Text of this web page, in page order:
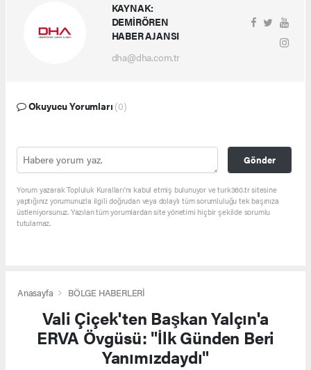
KAYNAK:
DEMİRÖREN
HABER AJANSI
dha@dha.com.tr
Okuyucu Yorumları (0)
Gönder
Yorum yazarak Topluluk Kuralları’nı kabul etmiş bulunuyor ve turk360.tr sitesine
yaptığınız yorumunuzla ilgili doğrudan veya dolaylı tüm sorumluluğu tek başınıza
üstleniyorsunuz. Yazılan tüm yorumlardan site yönetimi hiçbir şekilde sorumlu
tutulamaz.
Anasayfa BÖLGE HABERLERİ
Vali Çiçek'ten Başkan Yalçın'a
ERVA Övgüsü: "İlk Günden Beri
Yanımızdaydı"